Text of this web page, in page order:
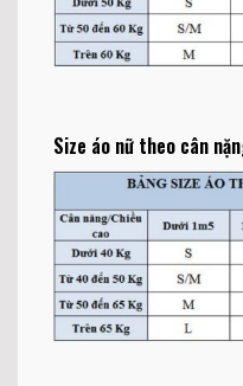
Size áo nữ theo cân